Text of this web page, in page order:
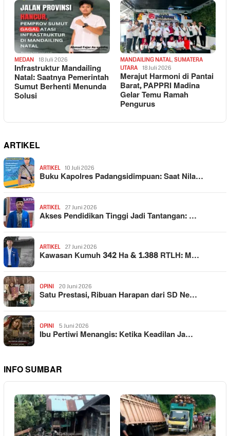
MEDAN 18 Juli 2026
Infrastruktur Mandailing
Natal: Saatnya Pemerintah
Sumut Berhenti Menunda
Solusi
MANDAILING NATAL, SUMATERA
UTARA
18 Juli 2026
Merajut Harmoni di Pantai
Barat, PAPPRI Madina
Gelar Temu Ramah
Pengurus
ARTIKEL
ARTIKEL 10 Juli 2026
Buku Kapolres Padangsidimpuan: Saat Nila…
ARTIKEL 27 Juni 2026
Akses Pendidikan Tinggi Jadi Tantangan: …
ARTIKEL 27 Juni 2026
Kawasan Kumuh 342 Ha & 1.388 RTLH: M…
OPINI 20 Juni 2026
Satu Prestasi, Ribuan Harapan dari SD Ne…
OPINI 5 Juni 2026
Ibu Pertiwi Menangis: Ketika Keadilan Ja…
INFO SUMBAR